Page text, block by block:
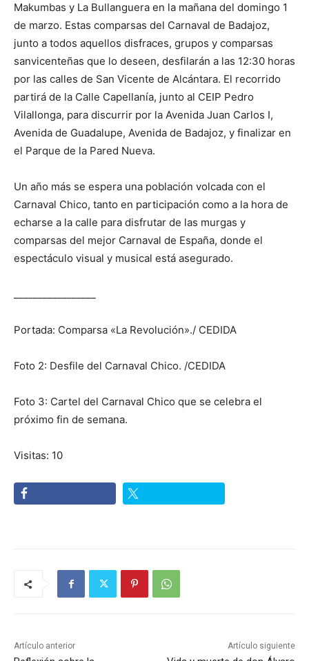
Makumbas y La Bullanguera en la mañana del domingo 1
de marzo. Estas comparsas del Carnaval de Badajoz,
junto a todos aquellos disfraces, grupos y comparsas
sanvicenteñas que lo deseen, desfilarán a las 12:30 horas
por las calles de San Vicente de Alcántara. El recorrido
partirá de la Calle Capellanía, junto al CEIP Pedro
Vilallonga, para discurrir por la Avenida Juan Carlos I,
Avenida de Guadalupe, Avenida de Badajoz, y finalizar en
el Parque de la Pared Nueva.
Un año más se espera una población volcada con el
Carnaval Chico, tanto en participación como a la hora de
echarse a la calle para disfrutar de las murgas y
comparsas del mejor Carnaval de España, donde el
espectáculo visual y musical está asegurado.
Portada: Comparsa «La Revolución»./ CEDIDA
Foto 2: Desfile del Carnaval Chico. /CEDIDA
Foto 3: Cartel del Carnaval Chico que se celebra el
próximo fin de semana.
Visitas: 10
Artículo anterior Artículo siguiente